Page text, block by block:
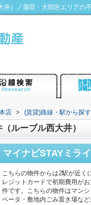
店 > (賃貸)路線・駅から探す
ルーブル西大井）
マイナビSTAYミラ
こちらの物件からは2駅が近く
レジットカードで初期費用が
件です。こちらの物件はマン
ベータ・敷地内ごみ置き場な